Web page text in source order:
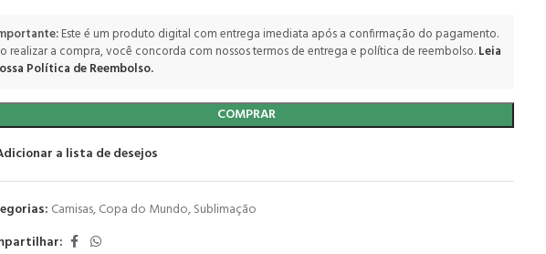
Este é um produto digital com entrega imediata após a confirmação do pagamento.
realizar a compra, você concorda com nossos termos de entrega e política de reembolso.Leia
Política de Reembolso.
COMPRAR
a lista de desejos
Camisas,Copa do Mundo,Sublimação